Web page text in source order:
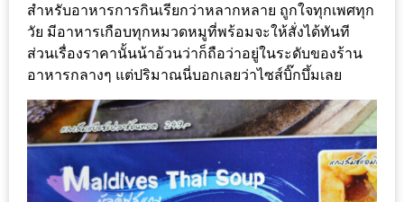
ทำ
อาหาร
ทาน
เอง?
SHOP
สำหรับอาหารการกินเรียกว่าหลากหลาย ถูกใจทุกเพศทุก
วัย มีอาหารเกือบทุกหมวดหมูที่พร้อมจะให้สั่งได้ทันที
ส่วนเรื่องราคานั้นน้าอ้วนว่าก็ถือว่าอยู่ในระดับของร้าน
อาหารกลางๆ แต่ปริมาณนี่บอกเลยว่าไซส์บิ๊กบึ้มเลย